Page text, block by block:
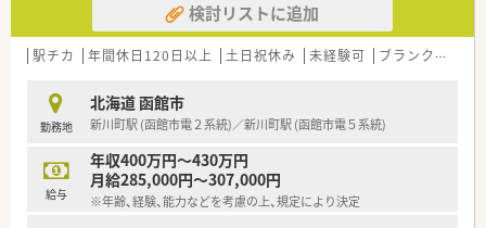
検討リストに追加
駅チカ 年間休日120日以上 土日祝休み 未経験可 ブランク可
勤務地
北海道 函館市
新川町駅 (函館市電２系統)／新川町駅 (函館市電５系統)
給与
年収400万円～430万円
月給285,000円～307,000円
※年齢、経験、能力などを考慮の上、規定により決定